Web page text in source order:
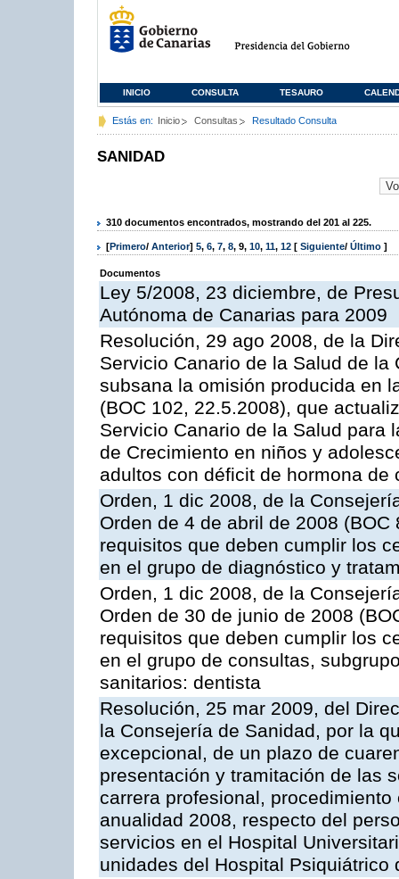
INICIO CONSULTA TESAURO
Estás en: Inicio Consultas Resultado Consulta
SANIDAD
310 documentos encontrados, mostrando del 201 al 225.
[Primero/ Anterior] 5, 6, 7, 8, 9, 10, 11, 12 [ Siguiente/ Último ]
Documentos
Ley 5/2008, 23 diciembre, de
Autónoma de Canarias para 2009
Resolución, 29 ago 2008, de la
Servicio Canario de la Salud de
subsana la omisión producida en
(BOC 102, 22.5.2008), que
Servicio Canario de la Salud para
de Crecimiento en niños y
adultos con déficit de hormona de
Orden, 1 dic 2008, de la
Orden de 4 de abril de 2008
requisitos que deben cumplir los
en el grupo de diagnóstico y
Orden, 1 dic 2008, de la
Orden de 30 de junio de 2008
requisitos que deben cumplir los
en el grupo de consultas,
sanitarios: dentista
Resolución, 25 mar 2009, del
la Consejería de Sanidad, por la
excepcional, de un plazo de
presentación y tramitación de las
carrera profesional,
anualidad 2008, respecto del
servicios en el Hospital
unidades del Hospital Psiquiátrico